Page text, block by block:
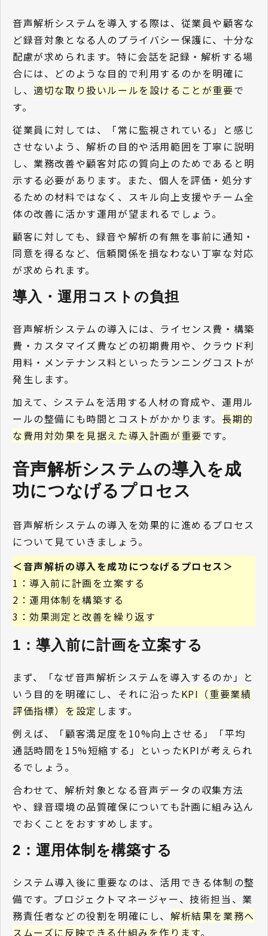
音声解析システムを導入する際は、従業員や顧客な
ど録音対象となる人のプライバシー保護に、十分な
配慮が求められます。特に会話を記録・解析する場
合には、どのような目的で利用するのかを明確に
し、適切な取り扱いルールを設けることが重要で
す。
従業員に対しては、「常に監視されている」と感じ
させないよう、解析の目的や活用範囲を丁寧に説明
し、業務改善や顧客対応の質向上のためであると明
示する必要があります。また、個人を評価・処分す
るための材料ではなく、スキル向上支援やチーム全
体の改善に活かす運用が望まれるでしょう。
顧客に対しても、録音や解析の有無を事前に通知・
同意を得るなど、信頼関係を損なわない丁寧な対応
が求められます。
導入・運用コストの負担
音声解析システムの導入には、ライセンス費・構築
費・カスタマイズ費などの初期費用や、クラウド利
用料・メンテナンス料といったランニングコストが
発生します。
加えて、システムを活用する人材の育成や、運用ル
ールの整備にも時間とコストがかかります。 長期的
な費用対効果を見据えた導入計画が重要です。
音声解析システムの導入を成
功につなげるプロセス
音声解析システムの導入を効果的に進めるプロセス
について見ていきましょう。
＜音声解析の導入を成功につなげるプロセス＞
1：導入前に計画を立案する
2：運用体制を構築する
3：効果測定と改善を繰り返す
1：導入前に計画を立案する
まず、「なぜ音声解析システムを導入するのか」と
いう目的を明確にし、それに沿ったKPI（重要業績
評価指標）を設定 します。
例えば、「顧客満足度を10%向上させる」「平均
通話時間を15%短縮する」といったKPIが考えられ
るでしょう。
合わせて、解析対象となる音声データの収集方法
や、録音環境の品質確保についても計画に組み込ん
でおくことをおすすめします。
2：運用体制を構築する
システム導入後に重要なのは、活用できる体制の整
備です。プロジェクトマネージャー、技術担当、業
務責任者などの役割を明確にし、解析結果を業務へ
スムーズに反映できる仕組みを作ります。